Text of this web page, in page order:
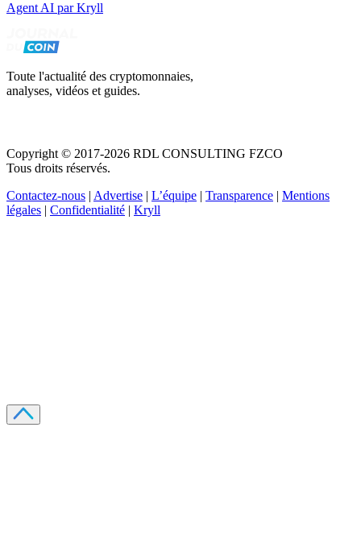
Agent AI par Kryll
Toute l'actualité des cryptomonnaies,
analyses, vidéos et guides.
Copyright © 2017-2026 RDL CONSULTING FZCO
Tous droits réservés.
Contactez-nous | Advertise | L’équipe | Transparence | Mentions
légales | Confidentialité | Kryll